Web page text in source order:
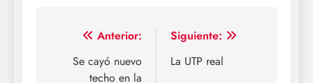
Navegación
Anterior:
Se cayó nuevo
techo en la
Siguiente:
La UTP real